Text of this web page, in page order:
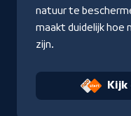
natuur te
maakt duidelijk hoe
zijn.
Kijk